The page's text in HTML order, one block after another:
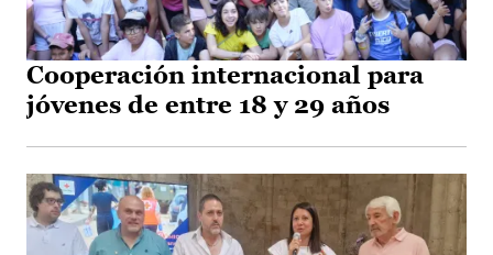
Cooperación internacional para
jóvenes de entre 18 y 29 años